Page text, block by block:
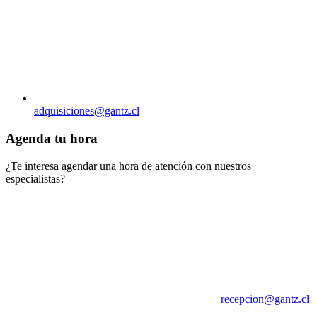
adquisiciones@gantz.cl
Agenda tu hora
¿Te interesa agendar una hora de atención con nuestros
especialistas?
recepcion@gantz.cl